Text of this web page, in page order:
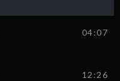
04:07
12:26